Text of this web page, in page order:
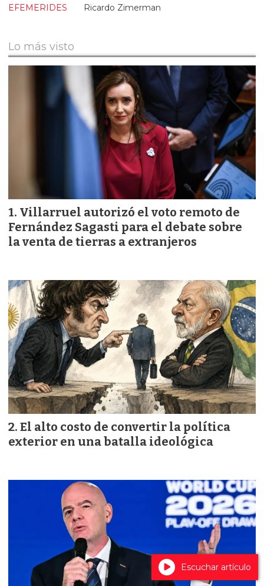
Ricardo Zimerman
EFEMERIDES
Lo más visto
Villarruel autorizó el voto remoto de
Fernández Sagasti para el debate sobre
la venta de tierras a extranjeros
El alto costo de convertir la política
exterior en una batalla ideológica
Escuchar artículo